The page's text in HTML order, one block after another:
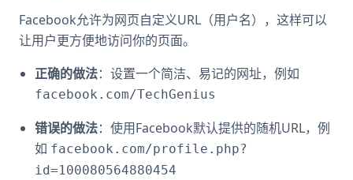
Facebook允许为网页自定义URL（用户名），这样可以
让用户更方便地访问你的页面。
正确的做法：设置一个简洁、易记的网址，例如
facebook.com/TechGenius
错误的做法：使用Facebook默认提供的随机URL，例
如 facebook.com/profile.php?
id=100080564880454